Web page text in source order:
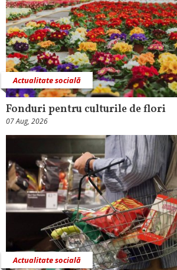
Actualitate socială
Fonduri pentru culturile de flori
07 Aug, 2026
Actualitate socială